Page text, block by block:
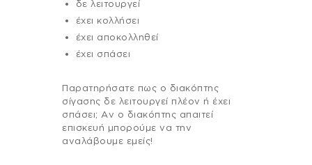
δε λειτουργεί
έχει κολλήσει
έχει αποκολληθεί
έχει σπάσει
Παρατηρήσατε πως ο διακόπτης
σίγασης δε λειτουργεί πλέον ή έχει
σπάσει; Αν ο διακόπτης απαιτεί
επισκευή μπορούμε να την
αναλάβουμε εμείς!